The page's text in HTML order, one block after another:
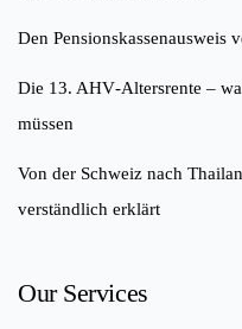
Den Pensionskassenausweis
Die 13. AHV‑Altersrente –
müssen
Von der Schweiz nach
verständlich erklärt
Our Services